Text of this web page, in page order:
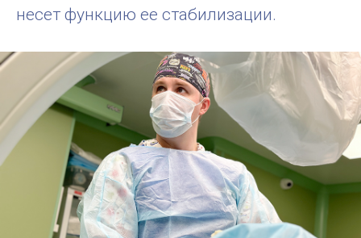
несет функцию ее стабилизации.